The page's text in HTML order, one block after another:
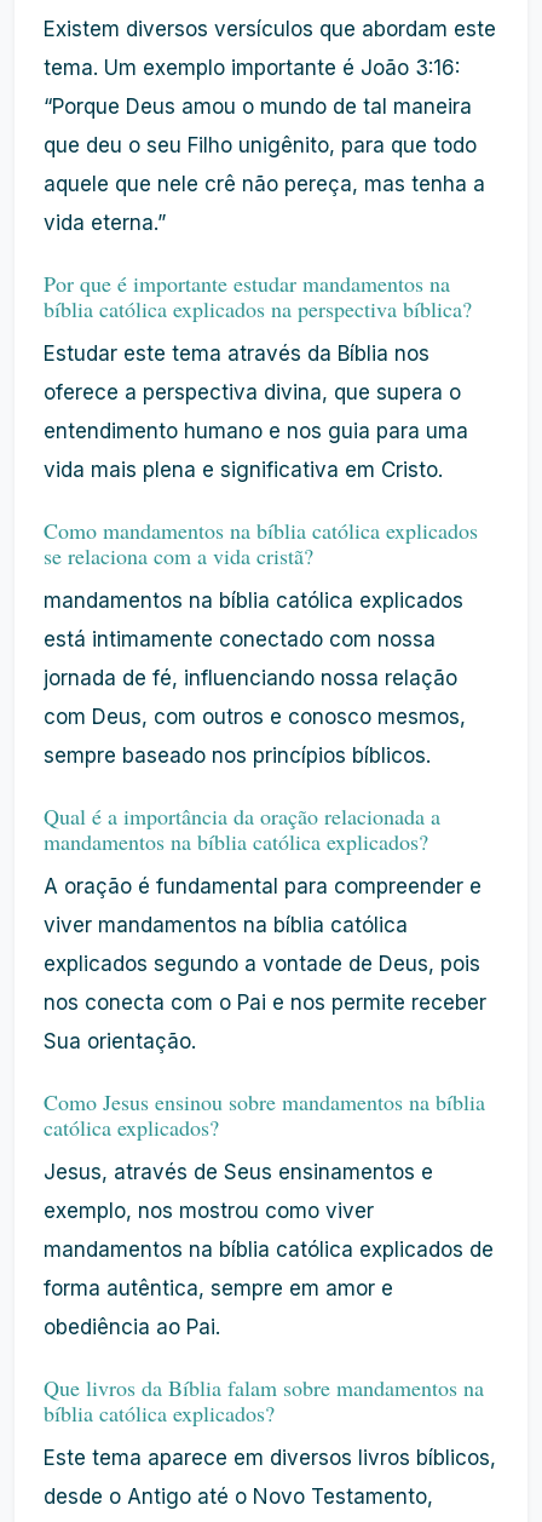
Existem diversos versículos que abordam este
tema. Um exemplo importante é João 3:16:
“Porque Deus amou o mundo de tal maneira
que deu o seu Filho unigênito, para que todo
aquele que nele crê não pereça, mas tenha a
vida eterna.”
Por que é importante estudar mandamentos na
bíblia católica explicados na perspectiva bíblica?
Estudar este tema através da Bíblia nos
oferece a perspectiva divina, que supera o
entendimento humano e nos guia para uma
vida mais plena e significativa em Cristo.
Como mandamentos na bíblia católica explicados
se relaciona com a vida cristã?
mandamentos na bíblia católica explicados
está intimamente conectado com nossa
jornada de fé, influenciando nossa relação
com Deus, com outros e conosco mesmos,
sempre baseado nos princípios bíblicos.
Qual é a importância da oração relacionada a
mandamentos na bíblia católica explicados?
A oração é fundamental para compreender e
viver mandamentos na bíblia católica
explicados segundo a vontade de Deus, pois
nos conecta com o Pai e nos permite receber
Sua orientação.
Como Jesus ensinou sobre mandamentos na bíblia
católica explicados?
Jesus, através de Seus ensinamentos e
exemplo, nos mostrou como viver
mandamentos na bíblia católica explicados de
forma autêntica, sempre em amor e
obediência ao Pai.
Que livros da Bíblia falam sobre mandamentos na
bíblia católica explicados?
Este tema aparece em diversos livros bíblicos,
desde o Antigo até o Novo Testamento,